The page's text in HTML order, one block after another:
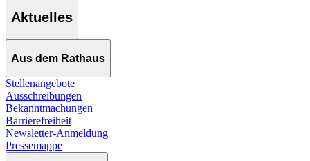
Aktuelles
Aus dem Rathaus
Stellenangebote
Ausschreibungen
Bekanntmachungen
Barrierefreiheit
Newsletter-Anmeldung
Pressemappe